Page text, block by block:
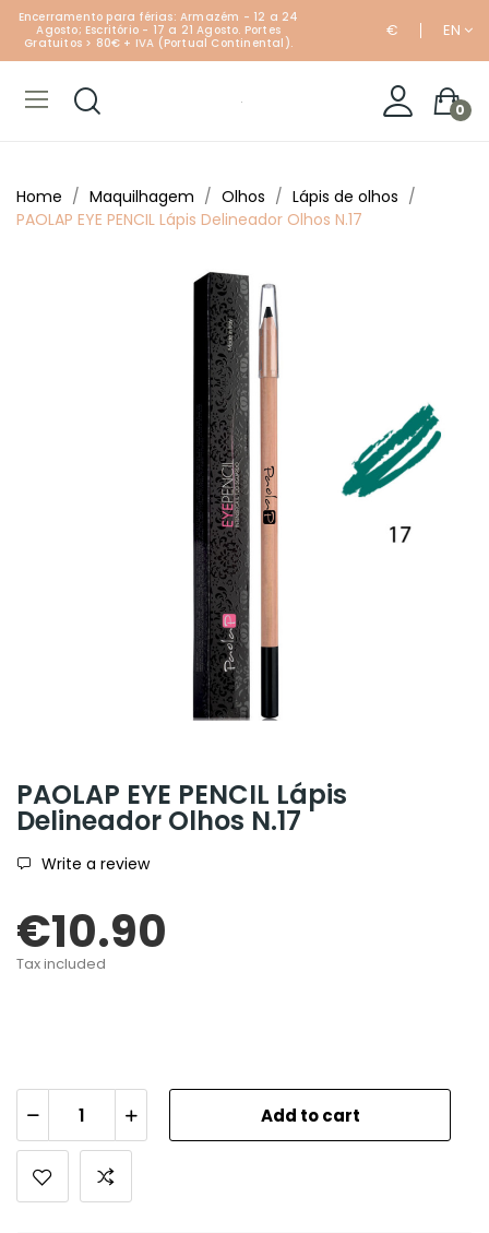
Encerramento para férias: Armazém - 12 a 24
Agosto; Escritório - 17 a 21 Agosto. Portes
Gratuitos > 80€ + IVA (Portual Continental).
€ EN
0
Home Maquilhagem Olhos
Lápis de olhos
PAOLAP EYE PENCIL Lápis Delineador Olhos N.17
PAOLAP EYE PENCIL Lápis
Delineador Olhos N.17
Write a review
€10.90
Tax included
Add to cart